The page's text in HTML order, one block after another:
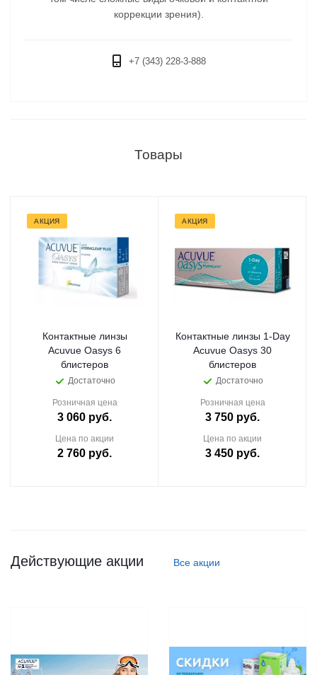
коррекции зрения).
+7 (343) 228-3-888
Товары
АКЦИЯ
Контактные линзы
Acuvue Oasys 6
блистеров
Достаточно
Розничная цена
3 060 руб.
Цена по акции
2 760 руб.
АКЦИЯ
Контактные линзы 1-Day
Acuvue Oasys 30
блистеров
Достаточно
Розничная цена
3 750 руб.
Цена по акции
3 450 руб.
Действующие акции Все акции